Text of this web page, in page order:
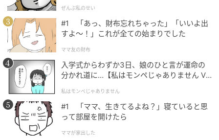
ぜんぶ私のせい
#1 「あっ、財布忘れちゃった」「いいよ出
すよ〜！」これが全ての始まりでした
ママ友の財布
入学式からわずか3日、娘のひと言が運命の
分かれ道に…【私はモンペじゃありません Vo
私はモンペじゃありません
#1 「ママ、生きてるよね？」寝ていると思
って部屋を開けたら
ママが家出した